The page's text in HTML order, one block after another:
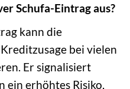
Schufa-Eintrag aus?
kann die
bei vielen
Er signalisiert
erhöhtes Risiko,